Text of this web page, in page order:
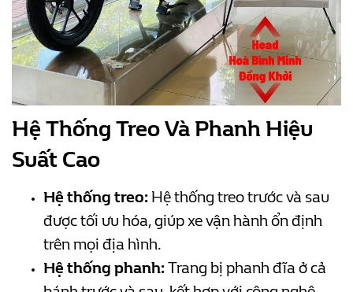
Hệ Thống Treo Và Phanh Hiệu
Suất Cao
Hệ thống treo: Hệ thống treo trước và sau
được tối ưu hóa, giúp xe vận hành ổn định
trên mọi địa hình.
Hệ thống phanh:Trang bị phanh đĩa ở cả